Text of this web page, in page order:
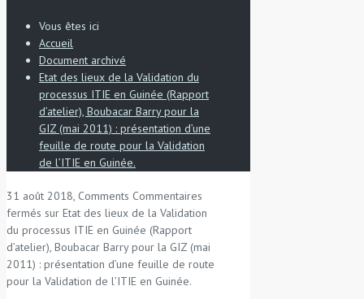
Vous êtes ici
Accueil
Document archivé
Etat des lieux de la Validation du
processus ITIE en Guinée (Rapport
d’atelier), Boubacar Barry pour la
GIZ (mai 2011) : présentation d’une
feuille de route pour la Validation
de l’ITIE en Guinée.
31 août 2018, Comments Commentaires
fermés sur Etat des lieux de la Validation
du processus ITIE en Guinée (Rapport
d’atelier), Boubacar Barry pour la GIZ (mai
2011) : présentation d’une feuille de route
pour la Validation de l’ITIE en Guinée.